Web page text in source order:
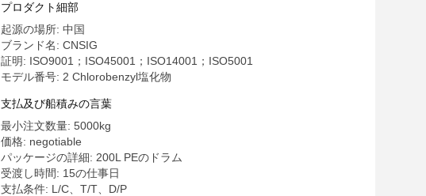
プロダクト細部
起源の場所: 中国
ブランド名: CNSIG
証明: ISO9001；ISO45001；ISO14001；ISO5001
モデル番号: 2 Chlorobenzyl塩化物
支払及び船積みの言葉
最小注文数量: 5000kg
価格: negotiable
パッケージの詳細: 200L PEのドラム
受渡し時間: 15の仕事日
支払条件: L/C、T/T、D/P